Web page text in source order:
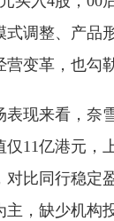
式调整、产品
营变革，也勾
表现来看，奈
仅11亿港元，
对比同行稳定
主，缺少机构